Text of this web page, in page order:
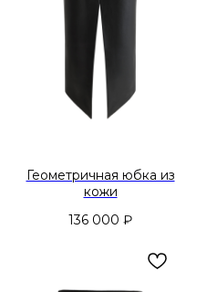
Геометричная юбка из
кожи
136 000 ₽